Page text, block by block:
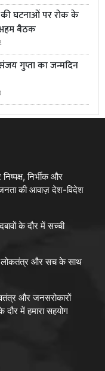
की घटनाओं पर रोक के
बैठक
गुप्ता का जन्मदिन
निर्भीक और
की आवाज़ देश-विदेश
के दौर में सच्ची
लोकतंत्र और सच के साथ
और जनसरोकारों
दौर में हमारा सहयोग